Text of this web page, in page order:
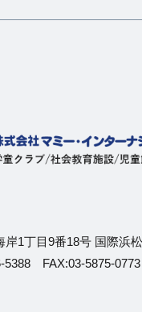
岸1丁目9番18号 国際浜
5388 FAX:03-5875-0773